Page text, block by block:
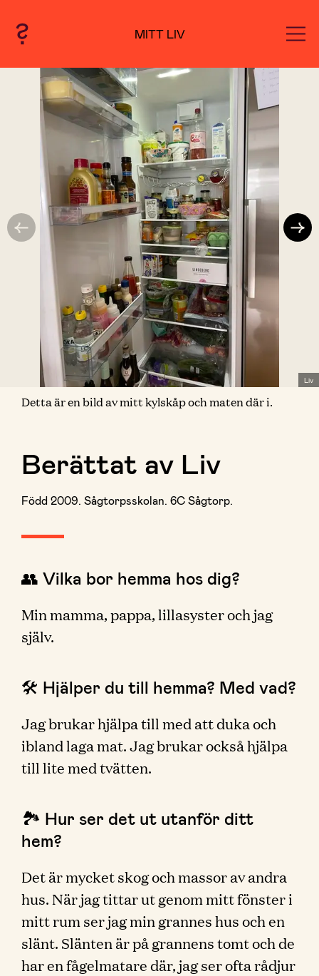
MITT LIV
Liv
Detta är en bild av mitt kylskåp och maten där i.
Berättat av Liv
Född 2009. Sågtorpsskolan. 6C Sågtorp.
👥 Vilka bor hemma hos dig?
Min mamma, pappa, lillasyster och jag
själv.
🛠 Hjälper du till hemma? Med vad?
Jag brukar hjälpa till med att duka och
ibland laga mat. Jag brukar också hjälpa
till lite med tvätten.
🏞 Hur ser det ut utanför ditt
hem?
Det är mycket skog och massor av andra
hus. När jag tittar ut genom mitt fönster i
mitt rum ser jag min grannes hus och en
slänt. Slänten är på grannens tomt och de
har en fågelmatare där, jag ser ofta rådjur